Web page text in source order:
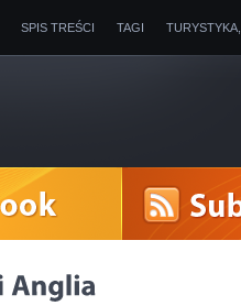
SPIS TREŚCI TAGI